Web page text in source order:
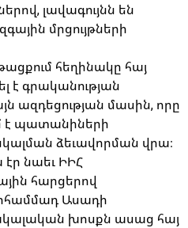
լավագույնն են
մրցույթների
հեղինակը հայ
է գրականության
ազդեցության մասին, որը
է պատանիների
ձեւավորման վրա։
նաեւ ԻԻՀ
հարցերով
Ասադի
խոսքն ասաց հայ